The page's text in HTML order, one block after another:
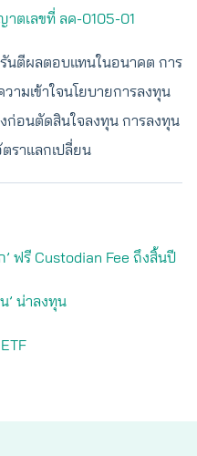
ตเลขที่ ลค-0105-01
นตีผลตอบแทนในอนาคต การ
ามเข้าใจนโยบายการลงทุน
ก่อนตัดสินใจลงทุน การลงทุน
ราแลกเปลี่ยน
ฟรี Custodian Fee ถึงสิ้นปี
’ น่าลงทุน